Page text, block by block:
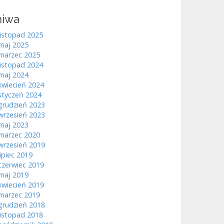
2025
2025
2025
2024
2024
2024
2024
2023
2023
2023
2020
2019
2019
2019
2019
2019
2019
2018
2018